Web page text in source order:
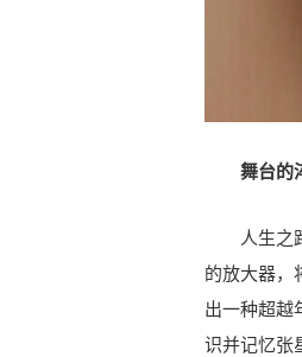
舞台的
人生之
的放大器，
出一种超越
识并记忆张